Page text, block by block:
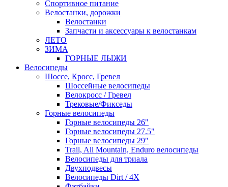
Спортивное питание
Велостанки, дорожки
Велостанки
Запчасти и аксессуары к велостанкам
ЛЕТО
ЗИМА
ГОРНЫЕ ЛЫЖИ
Велосипеды
Шоссе, Кросс, Гревел
Шоссейные велосипеды
Велокросс / Гревел
Трековые/Фикседы
Горные велосипеды
Горные велосипеды 26"
Горные велосипеды 27.5"
Горные велосипеды 29"
Trail, All Mountain, Enduro велосипеды
Велосипеды для триала
Двухподвесы
Велосипеды Dirt / 4X